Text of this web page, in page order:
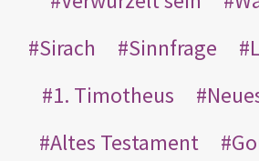
Sirach
Sinnfrage
1. Timotheus
Altes Testament